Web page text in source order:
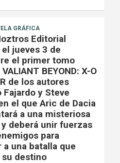
GRÁFICA
Editorial
jueves 3 de
el primer tomo
BEYOND: X-O
de los autores
Fajardo y Steve
el que Aric de Dacia
a una misteriosa
deberá unir fuerzas
para
a una batalla que
su destino